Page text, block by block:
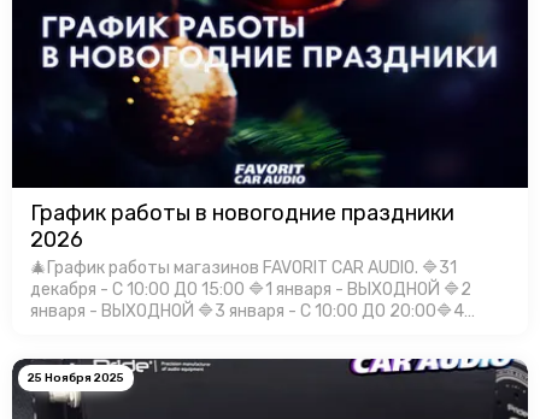
График работы в новогодние праздники
2026
🎄График работы магазинов FAVORIT CAR AUDIO. 🔷31
декабря - С 10:00 ДО 15:00 🔷1 января - ВЫХОДНОЙ 🔷2
января - ВЫХОДНОЙ 🔷3 января - С 10:00 ДО 20:00🔷4
января - С 10:00 Д…
25 Ноября 2025